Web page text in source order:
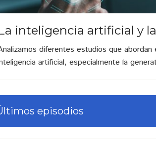
inteligencia artificial y
diferentes estudios que
artificial, especialmente la
episodios